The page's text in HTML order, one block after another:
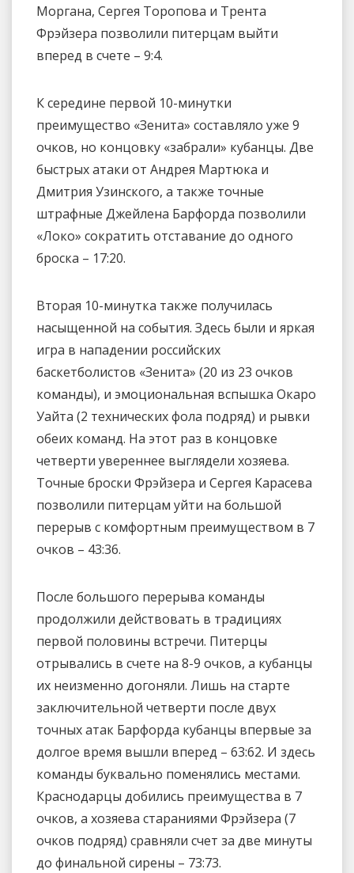
Моргана, Сергея Торопова и Трента
Фрэйзера позволили питерцам выйти
вперед в счете – 9:4.
К середине первой 10-минутки
преимущество «Зенита» составляло уже 9
очков, но концовку «забрали» кубанцы. Две
быстрых атаки от Андрея Мартюка и
Дмитрия Узинского, а также точные
штрафные Джейлена Барфорда позволили
«Локо» сократить отставание до одного
броска – 17:20.
Вторая 10-минутка также получилась
насыщенной на события. Здесь были и яркая
игра в нападении российских
баскетболистов «Зенита» (20 из 23 очков
команды), и эмоциональная вспышка Окаро
Уайта (2 технических фола подряд) и рывки
обеих команд. На этот раз в концовке
четверти увереннее выглядели хозяева.
Точные броски Фрэйзера и Сергея Карасева
позволили питерцам уйти на большой
перерыв с комфортным преимуществом в 7
очков – 43:36.
После большого перерыва команды
продолжили действовать в традициях
первой половины встречи. Питерцы
отрывались в счете на 8-9 очков, а кубанцы
их неизменно догоняли. Лишь на старте
заключительной четверти после двух
точных атак Барфорда кубанцы впервые за
долгое время вышли вперед – 63:62. И здесь
команды буквально поменялись местами.
Краснодарцы добились преимущества в 7
очков, а хозяева стараниями Фрэйзера (7
очков подряд) сравняли счет за две минуты
до финальной сирены – 73:73.